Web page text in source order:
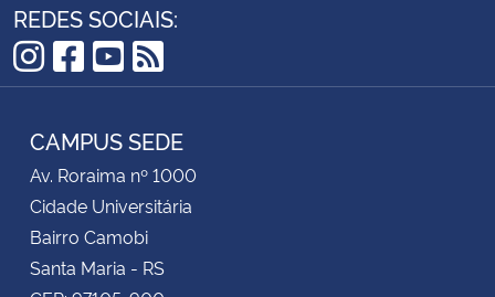
REDES SOCIAIS:
Instagram
Facebook
YouTube
RSS
CAMPUS SEDE
Av. Roraima nº 1000
Cidade Universitária
Bairro Camobi
Santa Maria - RS